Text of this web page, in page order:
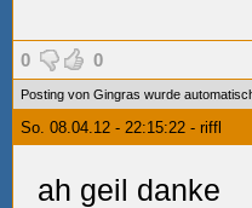
0 0
Posting von Gingras wurde
So. 08.04.12 - 22:15:22 - riffl
ah geil danke